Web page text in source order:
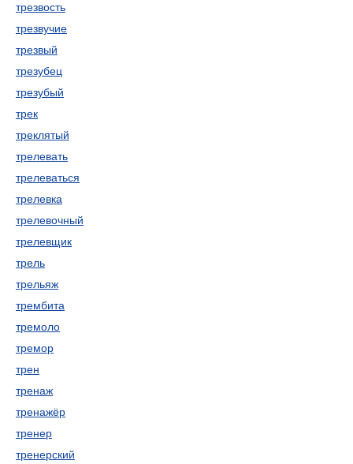
трезвость
трезвучие
трезвый
трезубец
трезубый
трек
треклятый
трелевать
трелеваться
трелевка
трелевочный
трелевщик
трель
трельяж
трембита
тремоло
тремор
трен
тренаж
тренажёр
тренер
тренерский